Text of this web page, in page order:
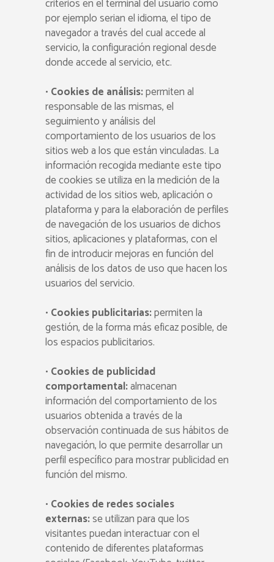
criterios en el terminal del usuario como
por ejemplo serian el idioma, el tipo de
navegador a través del cual accede al
servicio, la configuración regional desde
donde accede al servicio, etc.
• Cookies de análisis:permiten al
responsable de las mismas, el
seguimiento y análisis del
comportamiento de los usuarios de los
sitios web a los que están vinculadas. La
información recogida mediante este tipo
de cookies se utiliza en la medición de la
actividad de los sitios web, aplicación o
plataforma y para la elaboración de perfiles
de navegación de los usuarios de dichos
sitios, aplicaciones y plataformas, con el
fin de introducir mejoras en función del
análisis de los datos de uso que hacen los
usuarios del servicio.
• Cookies publicitarias:permiten la
gestión, de la forma más eficaz posible, de
los espacios publicitarios.
• Cookies de publicidad
comportamental:almacenan
información del comportamiento de los
usuarios obtenida a través de la
observación continuada de sus hábitos de
navegación, lo que permite desarrollar un
perfil específico para mostrar publicidad en
función del mismo.
• Cookies de redes sociales
externas:se utilizan para que los
visitantes puedan interactuar con el
contenido de diferentes plataformas